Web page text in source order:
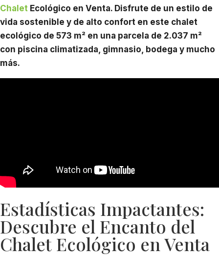
Chalet Ecológico en Venta. Disfrute de un estilo de
vida sostenible y de alto confort en este chalet
ecológico de 573 m² en una parcela de 2.037 m²
con piscina climatizada, gimnasio, bodega y mucho
más.
Estadísticas Impactantes:
Descubre el Encanto del
Chalet Ecológico en Venta